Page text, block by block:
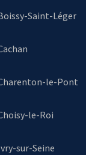
Saint-Léger
le-Pont
le-Roi
sur-Seine